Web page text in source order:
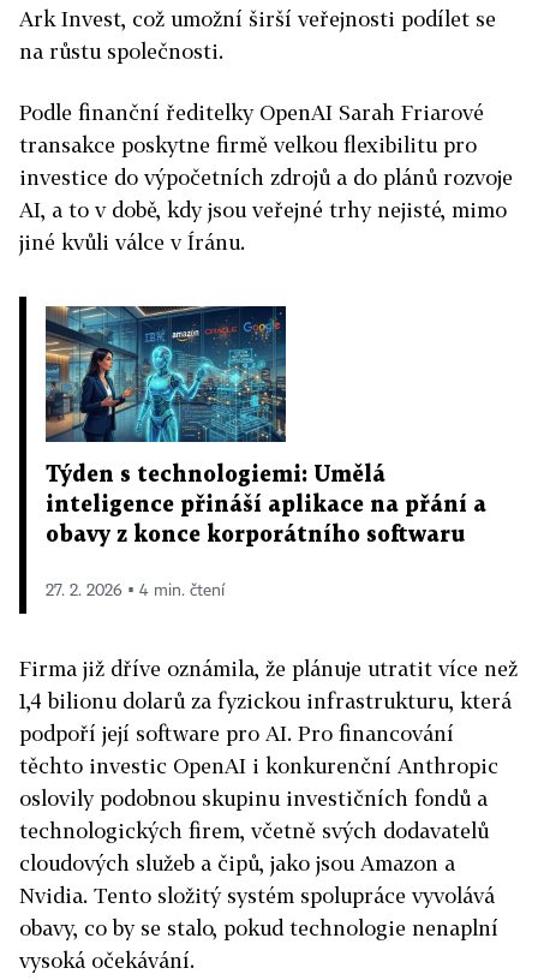
Ark Invest, což umožní širší veřejnosti podílet se
na růstu společnosti.
Podle finanční ředitelky OpenAI Sarah Friarové
transakce poskytne firmě velkou flexibilitu pro
investice do výpočetních zdrojů a do plánů rozvoje
AI, a to v době, kdy jsou veřejné trhy nejisté, mimo
jiné kvůli válce v Íránu.
Týden s technologiemi: Umělá
inteligence přináší aplikace na přání a
obavy z konce korporátního softwaru
27. 2. 2026 ▪ 4 min. čtení
Firma již dříve oznámila, že plánuje utratit více než
1,4 bilionu dolarů za fyzickou infrastrukturu, která
podpoří její software pro AI. Pro financování
těchto investic OpenAI i konkurenční Anthropic
oslovily podobnou skupinu investičních fondů a
technologických firem, včetně svých dodavatelů
cloudových služeb a čipů, jako jsou Amazon a
Nvidia. Tento složitý systém spolupráce vyvolává
obavy, co by se stalo, pokud technologie nenaplní
vysoká očekávání.